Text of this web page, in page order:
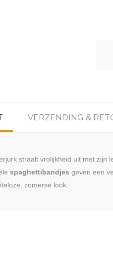
VERZENDING &
straalt vrolijkheid uit met zijn
spaghettibandjes geven een
zomerse look.